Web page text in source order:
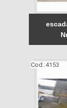
Cod.:4153